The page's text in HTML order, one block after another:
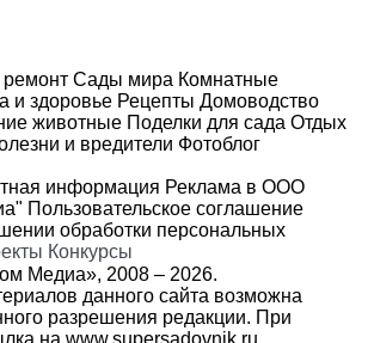
ремонт Сады мира Комнатные
и здоровье Рецепты Домоводство
животные Поделки для сада Отдых
и вредители Фотоблог
информация Реклама в ООО
Пользовательское соглашение
обработки персональных
Конкурсы
Медиа», 2008 – 2026.
данного сайта возможна
разрешения редакции. При
на www.supersadovnik.ru